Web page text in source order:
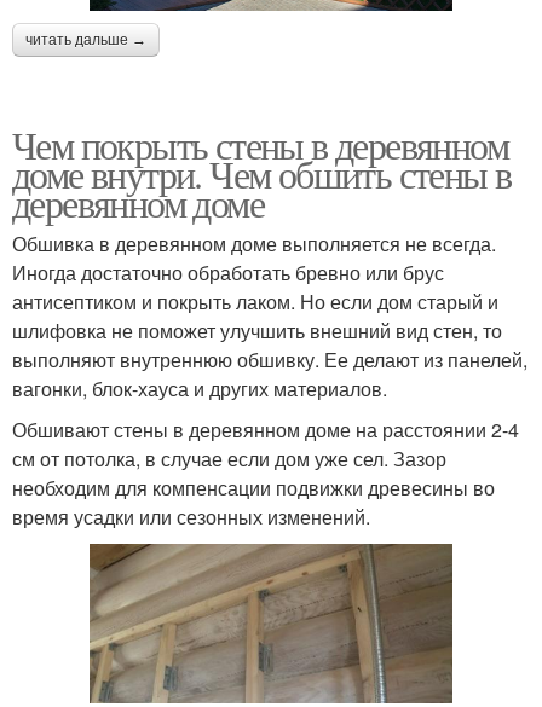
читать дальше →
Чем покрыть стены в деревянном
доме внутри. Чем обшить стены в
деревянном доме
Обшивка в деревянном доме выполняется не всегда.
Иногда достаточно обработать бревно или брус
антисептиком и покрыть лаком. Но если дом старый и
шлифовка не поможет улучшить внешний вид стен, то
выполняют внутреннюю обшивку. Ее делают из панелей,
вагонки, блок-хауса и других материалов.
Обшивают стены в деревянном доме на расстоянии 2-4
см от потолка, в случае если дом уже сел. Зазор
необходим для компенсации подвижки древесины во
время усадки или сезонных изменений.